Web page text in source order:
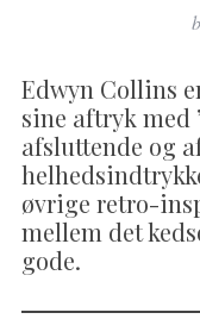
Edwyn Collins
sine aftryk med
afsluttende og
øvrige retro-
mellem det
gode.